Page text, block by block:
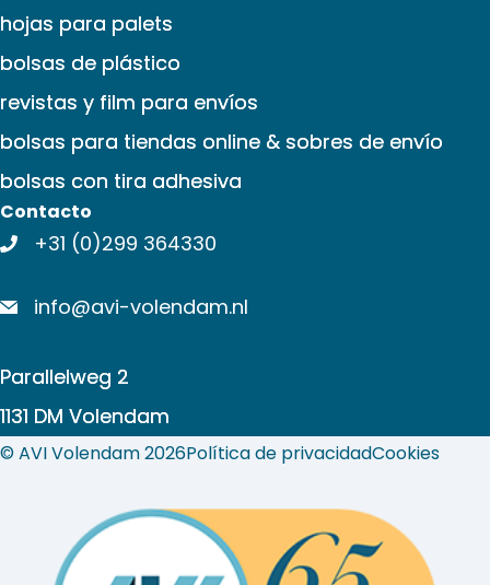
hojas para palets
bolsas de plástico
revistas y film para envíos
bolsas para tiendas online & sobres de envío
bolsas con tira adhesiva
Contacto
+31 (0)299 364330
info@avi-volendam.nl
Parallelweg 2
1131 DM Volendam
© AVI Volendam 2026Política de privacidadCookies